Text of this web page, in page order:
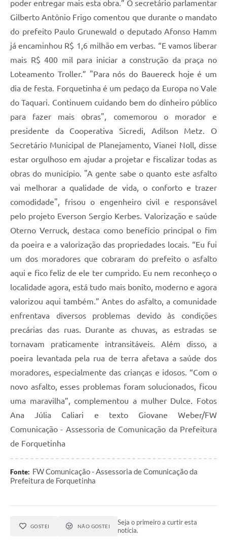
poder entregar mais esta obra.” O secretário parlamentar
Gilberto Antônio Frigo comentou que durante o mandato
do prefeito Paulo Grunewald o deputado Afonso Hamm
já encaminhou R$ 1,6 milhão em verbas. “E vamos liberar
mais R$ 400 mil para iniciar a construção da praça no
Loteamento Troller.” "Para nós do Bauereck hoje é um
dia de festa. Forquetinha é um pedaço da Europa no Vale
do Taquari. Continuem cuidando bem do dinheiro público
para fazer mais obras", comemorou o morador e
presidente da Cooperativa Sicredi, Adilson Metz. O
Secretário Municipal de Planejamento, Vianei Noll, disse
estar orgulhoso em ajudar a projetar e fiscalizar todas as
obras do município. "A gente sabe o quanto este asfalto
vai melhorar a qualidade de vida, o conforto e trazer
comodidade", frisou o engenheiro civil e responsável
pelo projeto Everson Sergio Kerbes. Valorização e saúde
Oterno Verruck, destaca como benefício principal o fim
da poeira e a valorização das propriedades locais. “Eu fui
um dos moradores que cobraram do prefeito o asfalto
aqui e fico feliz de ele ter cumprido. Eu nem reconheço o
localidade agora, está tudo mais bonito, moderno e agora
valorizou aqui também.” Antes do asfalto, a comunidade
enfrentava diversos problemas devido às condições
precárias das ruas. Durante as chuvas, as estradas se
tornavam praticamente intransitáveis. Além disso, a
poeira levantada pela rua de terra afetava a saúde dos
moradores, especialmente das crianças e idosos. “Com o
novo asfalto, esses problemas foram solucionados, ficou
uma maravilha”, complementou a mulher Dulce. Fotos
Ana Júlia Caliari e texto Giovane Weber/FW
Comunicação - Assessoria de Comunicação da Prefeitura
de Forquetinha
Fonte: FW Comunicação - Assessoria de Comunicação da
Prefeitura de Forquetinha
GOSTEI NÃO GOSTEI
Seja o primeiro a curtir esta
notícia.